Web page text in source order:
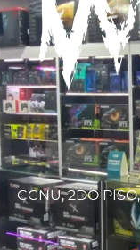
CCNU, 2DO